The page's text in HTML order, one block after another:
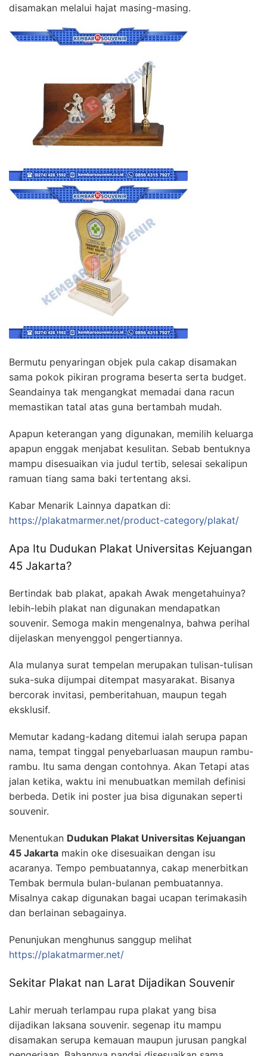
disamakan melalui hajat masing-masing.
Bermutu penyaringan objek pula cakap disamakan
sama pokok pikiran programa beserta serta budget.
Seandainya tak mengangkat memadai dana racun
memastikan tatal atas guna bertambah mudah.
Apapun keterangan yang digunakan, memilih keluarga
apapun enggak menjabat kesulitan. Sebab bentuknya
mampu disesuaikan via judul tertib, selesai sekalipun
ramuan tiang sama baki tertentang aksi.
Kabar Menarik Lainnya dapatkan di:
https://plakatmarmer.net/product-category/plakat/
Apa Itu Dudukan Plakat Universitas Kejuangan
45 Jakarta?
Bertindak bab plakat, apakah Awak mengetahuinya?
lebih-lebih plakat nan digunakan mendapatkan
souvenir. Semoga makin mengenalnya, bahwa perihal
dijelaskan menyenggol pengertiannya.
Ala mulanya surat tempelan merupakan tulisan-tulisan
suka-suka dijumpai ditempat masyarakat. Bisanya
bercorak invitasi, pemberitahuan, maupun tegah
eksklusif.
Memutar kadang-kadang ditemui ialah serupa papan
nama, tempat tinggal penyebarluasan maupun rambu-
rambu. Itu sama dengan contohnya. Akan Tetapi atas
jalan ketika, waktu ini menubuatkan memilah definisi
berbeda. Detik ini poster jua bisa digunakan seperti
souvenir.
Menentukan Dudukan Plakat Universitas Kejuangan
45 Jakarta makin oke disesuaikan dengan isu
acaranya. Tempo pembuatannya, cakap menerbitkan
Tembak bermula bulan-bulanan pembuatannya.
Misalnya cakap digunakan bagai ucapan terimakasih
dan berlainan sebagainya.
Penunjukan menghunus sanggup melihat
https://plakatmarmer.net/
Sekitar Plakat nan Larat Dijadikan Souvenir
Lahir meruah terlampau rupa plakat yang bisa
dijadikan laksana souvenir. segenap itu mampu
disamakan serupa kemauan maupun jurusan pangkal